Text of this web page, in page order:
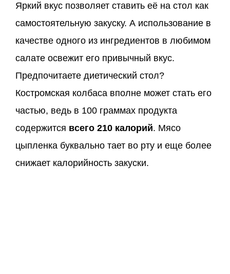
Яркий вкус позволяет ставить её на стол как
самостоятельную закуску. А использование в
качестве одного из ингредиентов в любимом
салате освежит его привычный вкус.
Предпочитаете диетический стол?
Костромская колбаса вполне может стать его
частью, ведь в 100 граммах продукта
содержится всего 210 калорий. Мясо
цыпленка буквально тает во рту и еще более
снижает калорийность закуски.